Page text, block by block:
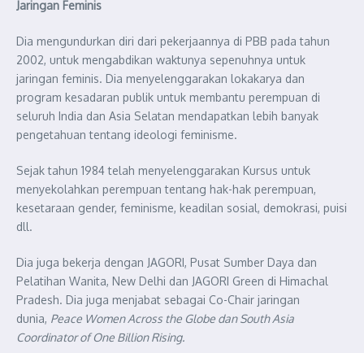
Jaringan Feminis
Dia mengundurkan diri dari pekerjaannya di PBB pada tahun
2002, untuk mengabdikan waktunya sepenuhnya untuk
jaringan feminis. Dia menyelenggarakan lokakarya dan
program kesadaran publik untuk membantu perempuan di
seluruh India dan Asia Selatan mendapatkan lebih banyak
pengetahuan tentang ideologi feminisme.
Sejak tahun 1984 telah menyelenggarakan Kursus untuk
menyekolahkan perempuan tentang hak-hak perempuan,
kesetaraan gender, feminisme, keadilan sosial, demokrasi, puisi
dll.
Dia juga bekerja dengan JAGORI, Pusat Sumber Daya dan
Pelatihan Wanita, New Delhi dan JAGORI Green di Himachal
Pradesh. Dia juga menjabat sebagai Co-Chair jaringan
dunia, Peace Women Across the Globe dan South Asia
Coordinator of One Billion Rising.